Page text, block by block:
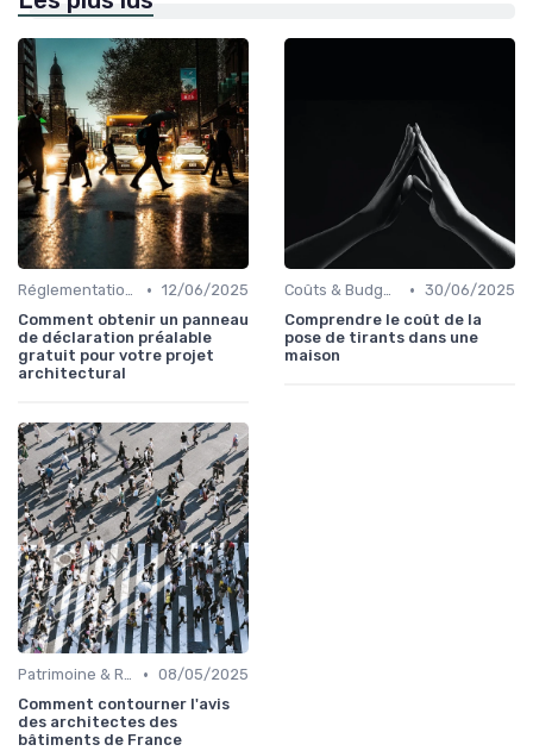
Réglementations & Normes • 12/06/2025
Comment obtenir un panneau
de déclaration préalable
gratuit pour votre projet
architectural
Coûts & Budgets • 30/06/2025
Comprendre le coût de la
pose de tirants dans une
maison
Patrimoine & Rénovation • 08/05/2025
Comment contourner l'avis
des architectes des
bâtiments de France